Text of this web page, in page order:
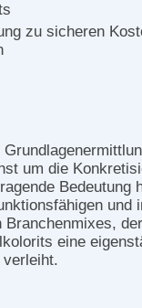
zu sicheren
um die
Bedeutung
und
eine